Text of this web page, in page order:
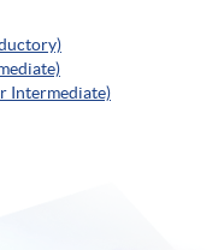
Intermediate)